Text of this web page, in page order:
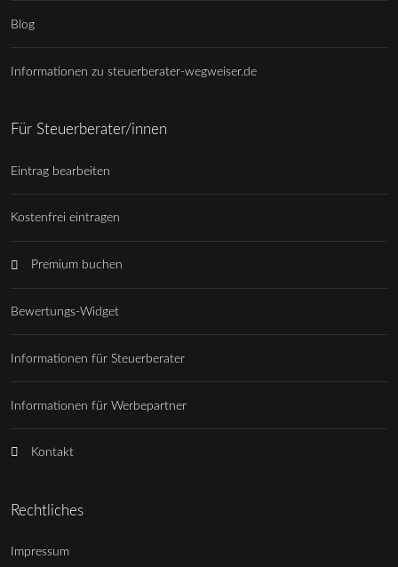
Blog
Informationen zu steuerberater-wegweiser.de
Für Steuerberater/innen
Eintrag bearbeiten
Kostenfrei eintragen
Premium buchen
Bewertungs-Widget
Informationen für Steuerberater
Informationen für Werbepartner
Kontakt
Rechtliches
Impressum